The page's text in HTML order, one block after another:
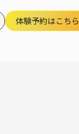
体験予約はこちら